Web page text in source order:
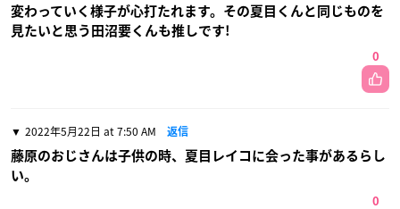
変わっていく様子が心打たれます。その夏目くんと同じものを
見たいと思う田沼要くんも推しです!
0
2022年5月22日 at 7:50 AM 返信
藤原のおじさんは子供の時、夏目レイコに会った事があるらし
い。
0